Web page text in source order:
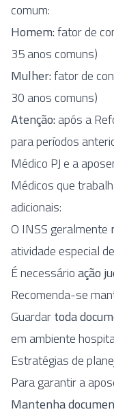
comum:
Homem:fator de
35 anos comuns)
Mulher:fator de
30 anos comuns)
Atenção: após a
para períodos
Médico PJ e a
Médicos que
adicionais:
O INSS geralmente
atividade especial
É necessárioação
Recomenda-se
Guardartoda
em ambiente
Estratégias de
Para garantir a
Mantenha